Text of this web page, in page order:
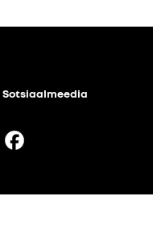
Sotsiaalmeedia